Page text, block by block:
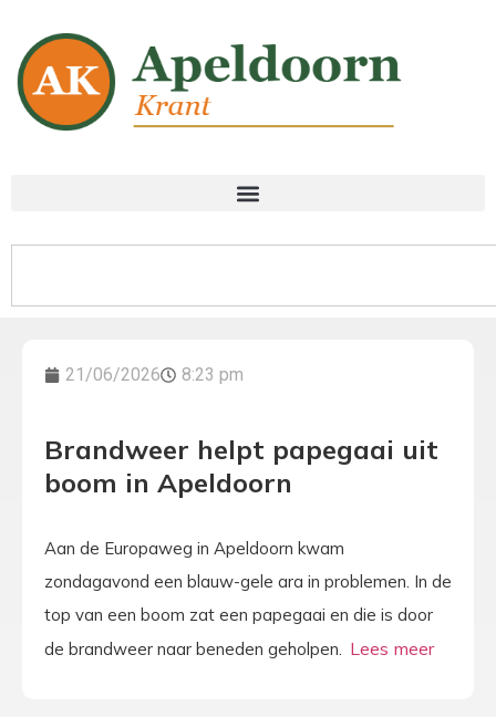
21/06/2026 8:23 pm
Brandweer helpt papegaai uit
boom in Apeldoorn
Aan de Europaweg in Apeldoorn kwam
zondagavond een blauw-gele ara in problemen. In de
top van een boom zat een papegaai en die is door
de brandweer naar beneden geholpen.